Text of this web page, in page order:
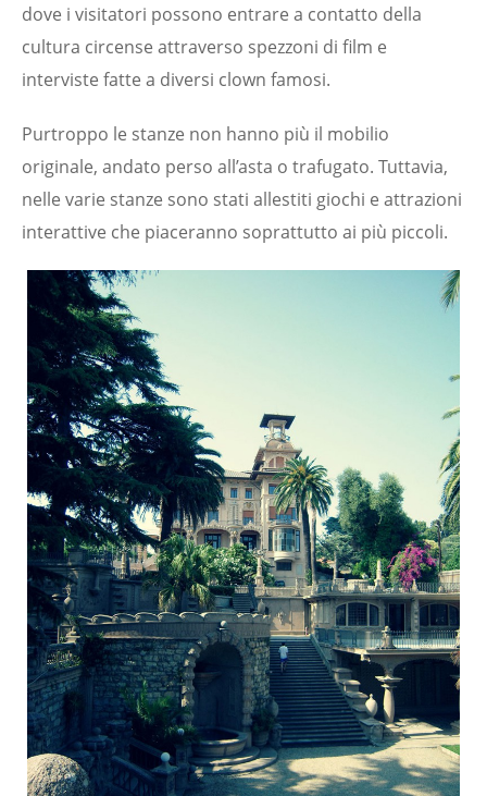
dove i visitatori possono entrare a contatto della
cultura circense attraverso spezzoni di film e
interviste fatte a diversi clown famosi.
Purtroppo le stanze non hanno più il mobilio
originale, andato perso all’asta o trafugato. Tuttavia,
nelle varie stanze sono stati allestiti giochi e attrazioni
interattive che piaceranno soprattutto ai più piccoli.